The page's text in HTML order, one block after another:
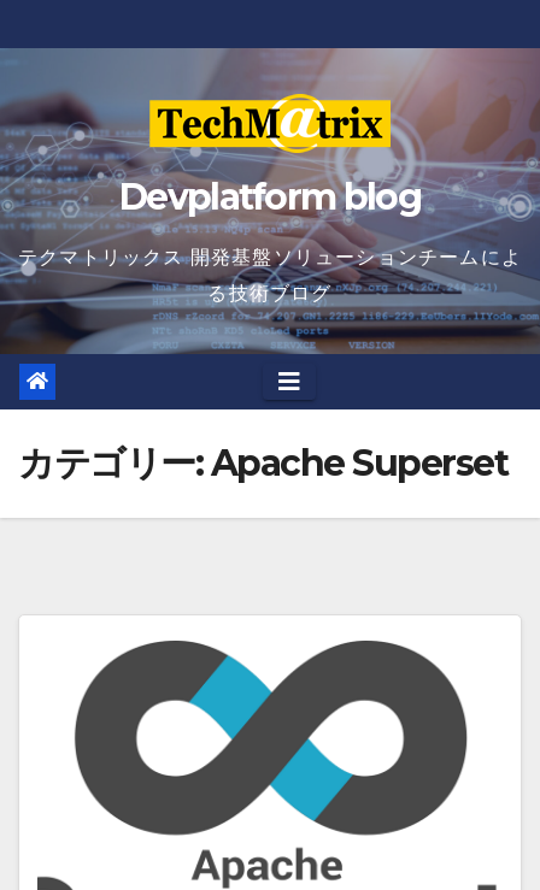
to
content
Devplatform blog
テクマトリックス 開発基盤ソリューションチームによ
る技術ブログ
カテゴリー:Apache Superset